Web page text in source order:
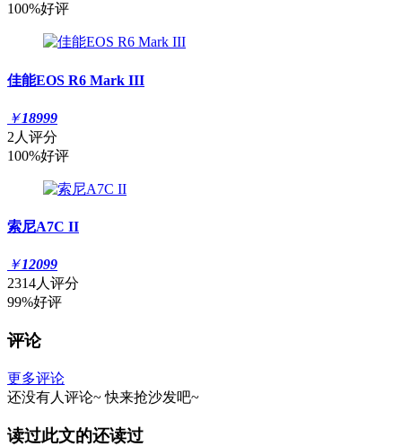
100%好评
佳能EOS R6 Mark III
￥18999
2人评分
100%好评
索尼A7C II
￥12099
2314人评分
99%好评
评论
更多评论
还没有人评论~ 快来抢沙发吧~
读过此文的还读过